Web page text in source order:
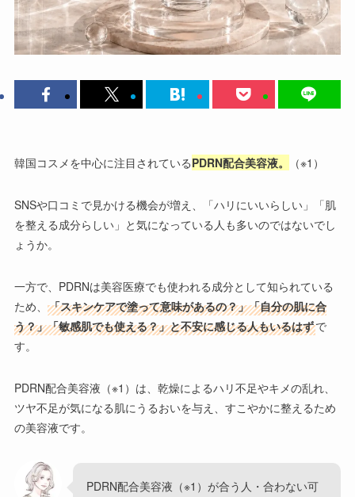
韓国コスメを中心に注目されているPDRN配合美容液。 （※1）
SNSや口コミで見かける機会が増え、「ハリにいいらしい」「肌
を整える成分らしい」と気になっている人も多いのではないでし
ょうか。
一方で、PDRNは美容医療でも使われる成分として知られている
ため、 「スキンケアで塗って意味があるの？」「自分の肌に合
う？」「敏感肌でも使える？」と不安に感じる人もいるはずで
す。
PDRN配合美容液（※1）は、乾燥によるハリ不足やキメの乱れ、
ツヤ不足が気になる肌にうるおいを与え、すこやかに整えるため
の美容液です。
PDRN配合美容液（※1）が合う人・合わない可